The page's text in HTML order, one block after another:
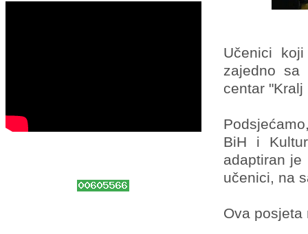
Učenici
zajedno sa
centar "Kralj
BiH i
adaptiran
učenici, na
Ova